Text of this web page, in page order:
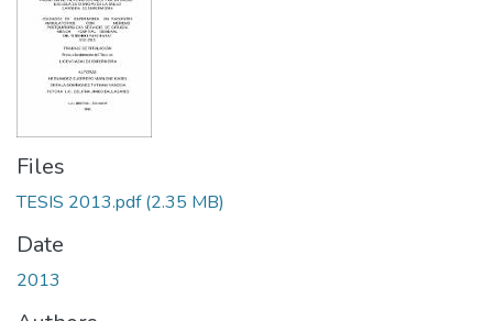
Files
TESIS 2013.pdf(2.35 MB)
Date
2013